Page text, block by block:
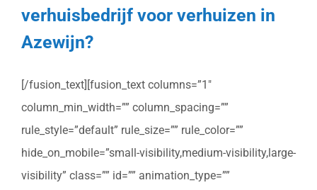
verhuisbedrijf voor verhuizen in
Azewijn?
[/fusion_text][fusion_text columns=”1″
column_min_width=”” column_spacing=””
rule_style=”default” rule_size=”” rule_color=””
hide_on_mobile=”small-visibility,medium-visibility,large-
visibility” class=”” id=”” animation_type=””